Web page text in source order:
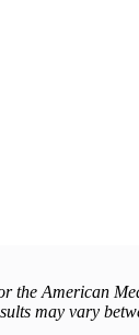
American
may vary